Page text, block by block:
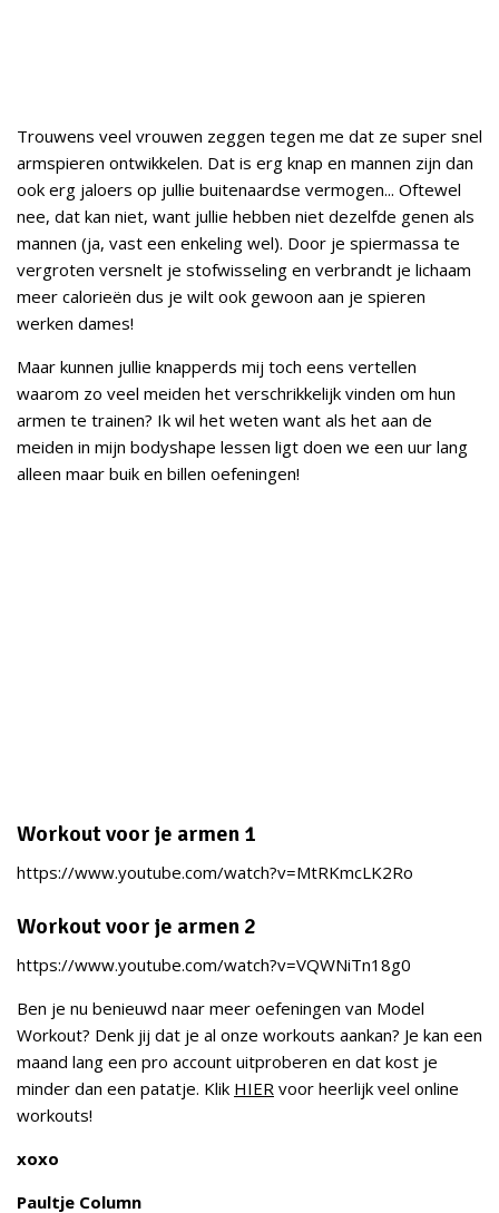
Trouwens veel vrouwen zeggen tegen me dat ze super snel
armspieren ontwikkelen. Dat is erg knap en mannen zijn dan
ook erg jaloers op jullie buitenaardse vermogen... Oftewel
nee, dat kan niet, want jullie hebben niet dezelfde genen als
mannen (ja, vast een enkeling wel). Door je spiermassa te
vergroten versnelt je stofwisseling en verbrandt je lichaam
meer calorieën dus je wilt ook gewoon aan je spieren
werken dames!
Maar kunnen jullie knapperds mij toch eens vertellen
waarom zo veel meiden het verschrikkelijk vinden om hun
armen te trainen? Ik wil het weten want als het aan de
meiden in mijn bodyshape lessen ligt doen we een uur lang
alleen maar buik en billen oefeningen!
Workout voor je armen 1
https://www.youtube.com/watch?v=MtRKmcLK2Ro
Workout voor je armen 2
https://www.youtube.com/watch?v=VQWNiTn18g0
Ben je nu benieuwd naar meer oefeningen van Model
Workout? Denk jij dat je al onze workouts aankan? Je kan een
maand lang een pro account uitproberen en dat kost je
minder dan een patatje. Klik HIER voor heerlijk veel online
workouts!
xoxo
Paultje Column